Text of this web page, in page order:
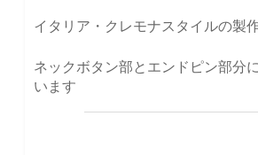
イタリア・クレモナスタイルの製
ネックボタン部とエンドピン部分
います